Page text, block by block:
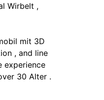
Wirbelt ,
mit 3D
, and line
experience
30 Alter .